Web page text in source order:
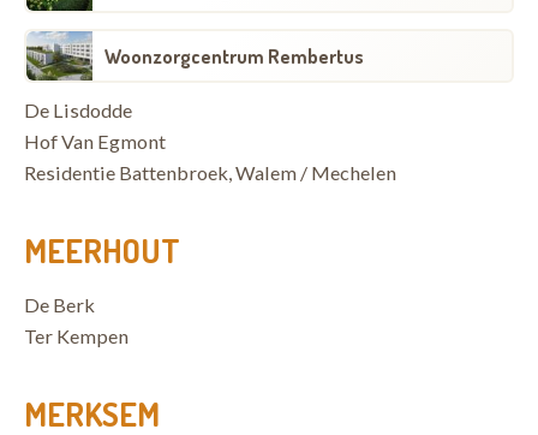
Woonzorgcentrum Rembertus
De Lisdodde
Hof Van Egmont
Residentie Battenbroek, Walem / Mechelen
MEERHOUT
De Berk
Ter Kempen
MERKSEM